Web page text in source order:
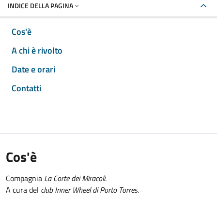
INDICE DELLA PAGINA
Cos'è
A chi è rivolto
Date e orari
Contatti
Cos'è
Compagnia La Corte dei Miracoli.
A cura del club Inner Wheel di Porto Torres.